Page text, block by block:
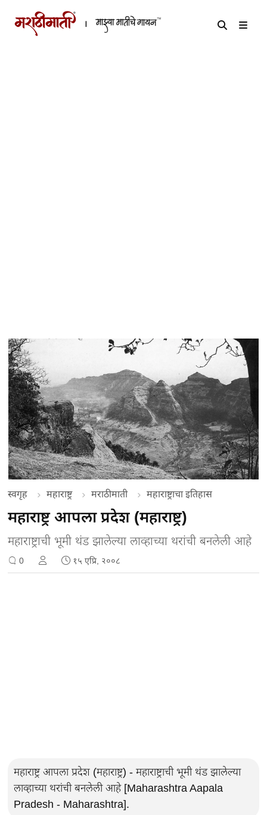
स्वगृह महाराष्ट्र मराठीमाती महाराष्ट्राचा इतिहास
महाराष्ट्र आपला प्रदेश (महाराष्ट्र)
महाराष्ट्राची भूमी थंड झालेल्या लाव्हाच्या थरांची बनलेली आहे
0 १५ एप्रि, २००८
महाराष्ट्र आपला प्रदेश (महाराष्ट्र) - महाराष्ट्राची भूमी थंड झालेल्या
लाव्हाच्या थरांची बनलेली आहे [Maharashtra Aapala
Pradesh - Maharashtra].